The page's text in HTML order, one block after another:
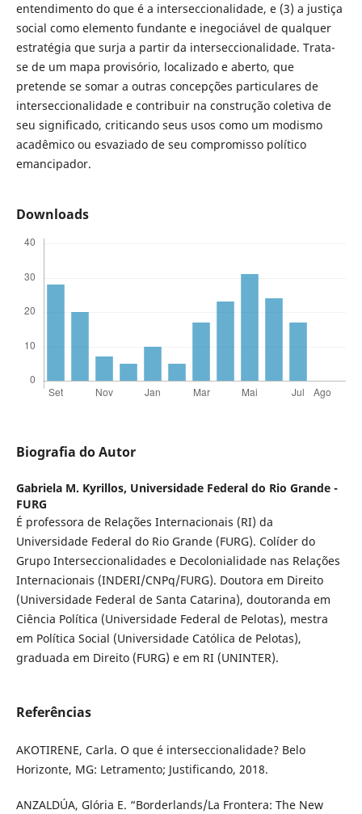
entendimento do que é a interseccionalidade, e (3) a justiça
social como elemento fundante e inegociável de qualquer
estratégia que surja a partir da interseccionalidade. Trata-
se de um mapa provisório, localizado e aberto, que
pretende se somar a outras concepções particulares de
interseccionalidade e contribuir na construção coletiva de
seu significado, criticando seus usos como um modismo
acadêmico ou esvaziado de seu compromisso político
emancipador.
Downloads
Biografia do Autor
Gabriela M. Kyrillos, Universidade Federal do Rio Grande -
FURG
É professora de Relações Internacionais (RI) da
Universidade Federal do Rio Grande (FURG). Colíder do
Grupo Interseccionalidades e Decolonialidade nas Relações
Internacionais (INDERI/CNPq/FURG). Doutora em Direito
(Universidade Federal de Santa Catarina), doutoranda em
Ciência Política (Universidade Federal de Pelotas), mestra
em Política Social (Universidade Católica de Pelotas),
graduada em Direito (FURG) e em RI (UNINTER).
Referências
AKOTIRENE, Carla. O que é interseccionalidade? Belo
Horizonte, MG: Letramento; Justificando, 2018.
ANZALDÚA, Glória E. “Borderlands/La Frontera: The New